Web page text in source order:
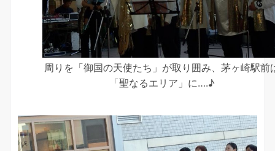
周りを「御国の天使たち」が取り囲み、茅ヶ崎駅前
「聖なるエリア」に….♪